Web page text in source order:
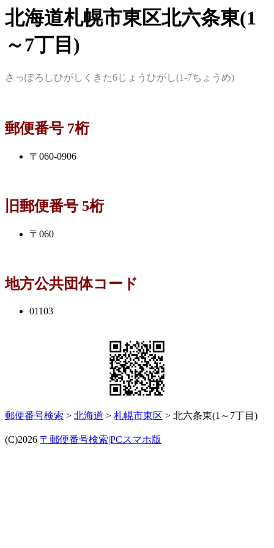
北海道札幌市東区北六条東(1
～7丁目)
さっぽろしひがしくきた6じょうひがし(1-7ちょうめ)
郵便番号 7桁
〒060-0906
旧郵便番号 5桁
〒060
地方公共団体コード
01103
郵便番号検索 > 北海道 > 札幌市東区 > 北六条東(1～7丁目)
(C)2026 〒郵便番号検索|PCスマホ版